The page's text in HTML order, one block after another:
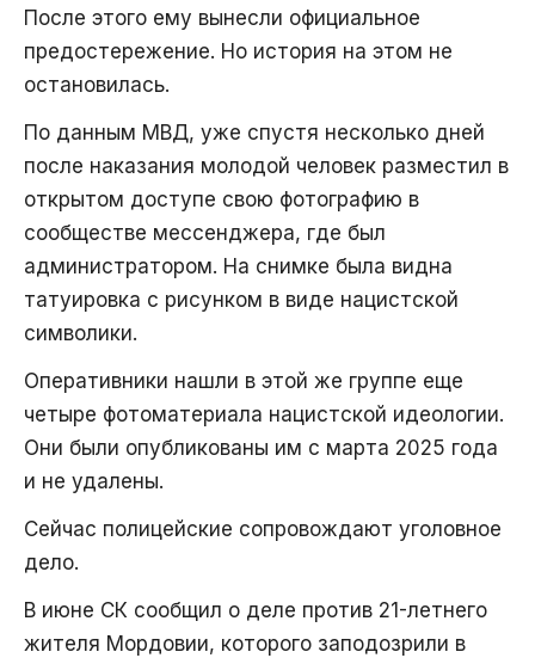
После этого ему вынесли официальное
предостережение. Но история на этом не
остановилась.
По данным МВД, уже спустя несколько дней
после наказания молодой человек разместил в
открытом доступе свою фотографию в
сообществе мессенджера, где был
администратором. На снимке была видна
татуировка с рисунком в виде нацистской
символики.
Оперативники нашли в этой же группе еще
четыре фотоматериала нацистской идеологии.
Они были опубликованы им с марта 2025 года
и не удалены.
Сейчас полицейские сопровождают уголовное
дело.
В июне СК сообщил о деле против 21-летнего
жителя Мордовии, которого заподозрили в